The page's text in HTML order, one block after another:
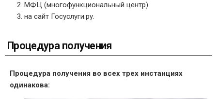
МФЦ (многофункциональный центр)
на сайт Госуслуги.ру.
Процедура получения
Процедура получения во всех трех инстанциях
одинакова: